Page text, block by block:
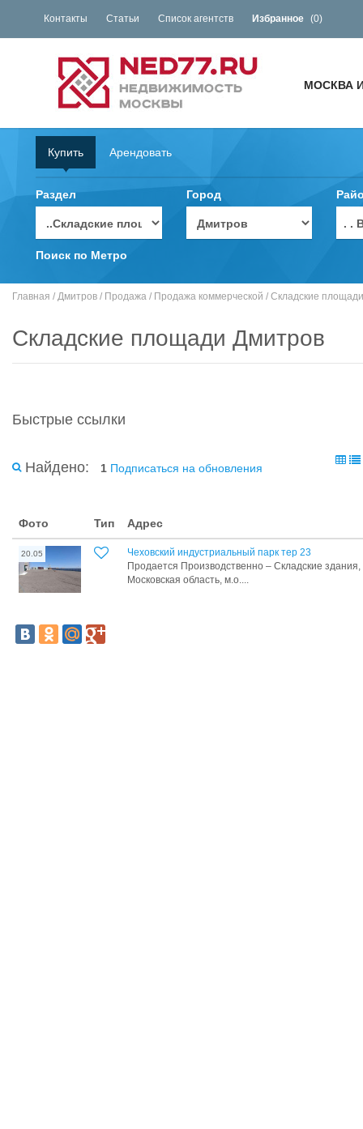
Контакты Статьи Список агентств Избранное (0)
МОСКВА
Купить Арендовать
Раздел Город
. .
Поиск по Метро
Главная / Дмитров / Продажа / Продажа коммерческой / Складские площади
Складские площади Дмитров
Быстрые ссылки
Найдено: 1 Подписаться на обновления
Фото Тип Адрес
20.05
Чеховский индустриальный парк тер 23
Продается Прoизвoдcтвeннo – Складские
Mocкoвcкая облаcть, м.o....